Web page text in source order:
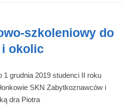
szkoleniowy do
i okolic
1 grudnia 2019 studenci II roku
SKN Zabytkoznawców i
dra Piotra